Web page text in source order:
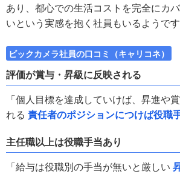
あり、都心での生活コストを完全にカ
いという実感を抱く社員もいるようです
ビックカメラ社員の口コミ（キャリコネ）
評価が賞与・昇級に反映される
「個人目標を達成していけば、昇進や
れる 責任者のポジションにつけば役
主任職以上は役職手当あり
「給与は役職別の手当が無いと厳しい